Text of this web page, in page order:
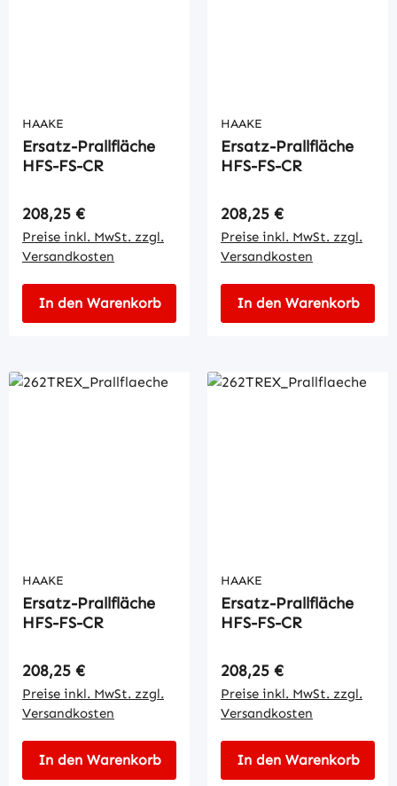
HAAKE
Ersatz-Prallfläche
HFS-FS-CR
Regulärer Preis:
208,25 €
Preise inkl. MwSt. zzgl.
Versandkosten
In den Warenkorb
HAAKE
Ersatz-Prallfläche
HFS-FS-CR
Regulärer Preis:
208,25 €
Preise inkl. MwSt. zzgl.
Versandkosten
In den Warenkorb
HAAKE
Ersatz-Prallfläche
HFS-FS-CR
Regulärer Preis:
208,25 €
Preise inkl. MwSt. zzgl.
Versandkosten
In den Warenkorb
HAAKE
Ersatz-Prallfläche
HFS-FS-CR
Regulärer Preis:
208,25 €
Preise inkl. MwSt. zzgl.
Versandkosten
In den Warenkorb